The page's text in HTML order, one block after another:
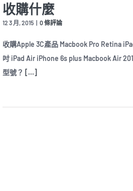
收購什麼
12 3 月, 2015 | 0 條評論
收購Apple 3C產品 Macbook Pro Retina
吋 iPad Air iPhone 6s plus Macbook Air
型號？ [...]